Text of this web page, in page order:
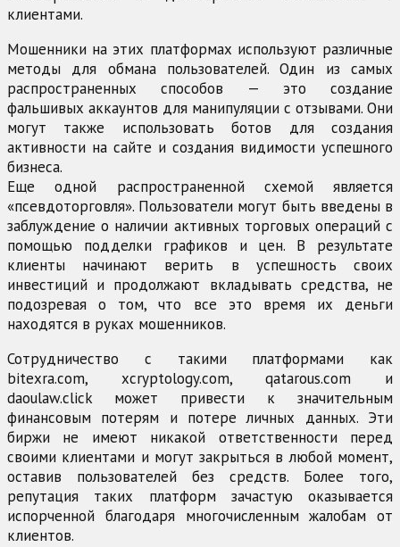
клиентами.
Мошенники на этих платформах используют различные
методы для обмана пользователей. Один из самых
распространенных способов — это создание
фальшивых аккаунтов для манипуляции с отзывами. Они
могут также использовать ботов для создания
активности на сайте и создания видимости успешного
бизнеса.
Еще одной распространенной схемой является
«псевдоторговля». Пользователи могут быть введены в
заблуждение о наличии активных торговых операций с
помощью подделки графиков и цен. В результате
клиенты начинают верить в успешность своих
инвестиций и продолжают вкладывать средства, не
подозревая о том, что все это время их деньги
находятся в руках мошенников.
Сотрудничество с такими платформами как
bitexra.com, xcryptology.com, qatarous.com и
daoulaw.click может привести к значительным
финансовым потерям и потере личных данных. Эти
биржи не имеют никакой ответственности перед
своими клиентами и могут закрыться в любой момент,
оставив пользователей без средств. Более того,
репутация таких платформ зачастую оказывается
испорченной благодаря многочисленным жалобам от
клиентов.